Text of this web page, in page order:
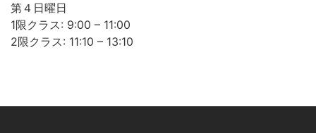
第４日曜日
1限クラス: 9:00 – 11:00
2限クラス: 11:10 – 13:10